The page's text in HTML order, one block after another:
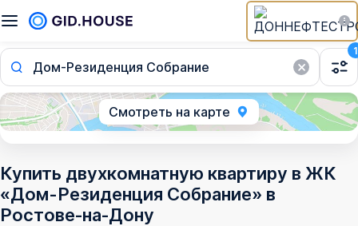
Дом-Резиденция Собрание
1
Смотреть на карте
Купить двухкомнатную квартиру в ЖК
«Дом-Резиденция Собрание» в
Ростове‑на‑Дону